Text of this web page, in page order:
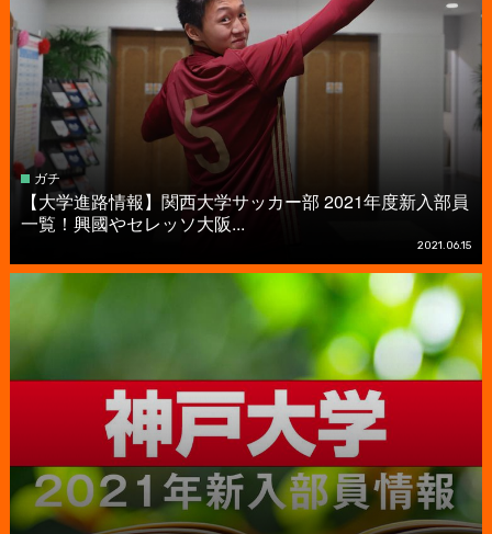
ガチ
【大学進路情報】関西大学サッカー部 2021年度新入部員
一覧！興國やセレッソ大阪...
2021.06.15